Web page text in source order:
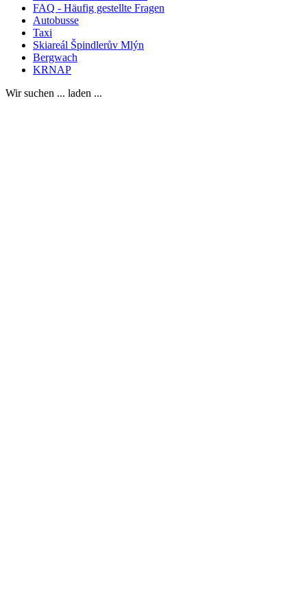
FAQ - Häufig gestellte Fragen
Autobusse
Taxi
Skiareál Špindlerův Mlýn
Bergwach
KRNAP
Wir suchen ... laden ...